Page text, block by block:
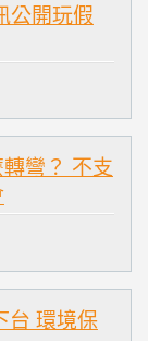
公開玩假
彎？ 不支
台 環境保